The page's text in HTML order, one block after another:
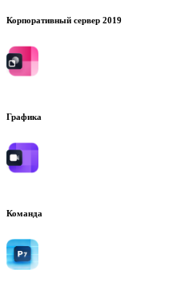
Корпоративный сервер 2019
Графика
Команда